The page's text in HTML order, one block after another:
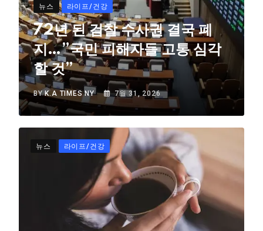
뉴스 라이프/건강
72년 된 검찰 수사권 결국 폐
지…”국민 피해자들 고통 심각
할 것”
BYK.A TIMES NY 7월 31, 2026
뉴스 라이프/건강